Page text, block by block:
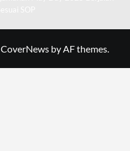
CoverNewsby AF themes.